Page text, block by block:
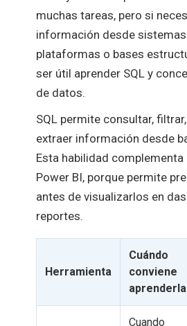
muchas tareas, pero si
información desde
plataformas o bases
ser útil aprender SQL y
de datos.
SQL permite consultar,
extraer información desde
Esta habilidad complementa
Power BI, porque permite
antes de visualizarlos en
reportes.
Herramienta
Cuándo
conviene
aprenderla
Cuando